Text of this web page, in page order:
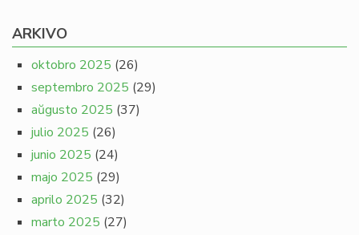
ARKIVO
oktobro 2025 (26)
septembro 2025 (29)
aŭgusto 2025 (37)
julio 2025 (26)
junio 2025 (24)
majo 2025 (29)
aprilo 2025 (32)
marto 2025 (27)